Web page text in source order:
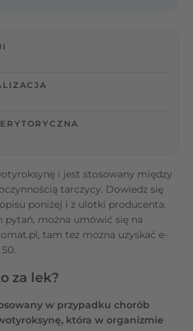
i jest stosowany między
tarczycy. Dowiedz się
poniżej i z ulotki producenta.
pytań, można umówić się na
tam też można uzyskać e-
za lek?
w przypadku chorób
która w organizmie